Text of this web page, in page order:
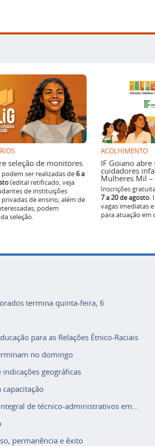
seleção de monitores
podem ser realizadas de6 a
(edital retificado, veja
de instituições
privadas de ensino, além de
podem
seleção.
ACOLHIMENTO
IF Goiano abre
cuidadores
Mulheres Mil –
Inscrições
7 a 20 de agosto.
vagas imediatas
para atuação em
termina quinta-feira, 6
para as Relações Étnico-Raciais
no domingo
geográficas
de técnico-administrativos em...
permanência e êxito